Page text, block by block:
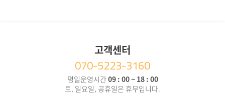
고객센터
070-5223-3160
평일운영시간09 : 00 ~ 18 : 00
토, 일요일, 공휴일은 휴무입니다.